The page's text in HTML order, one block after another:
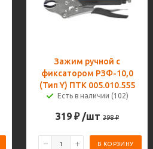
Зажим ручной с
фиксатором РЗФ-10,0
(Тип Y) ПТК 005.010.555
Есть в наличии (102)
319 ₽ /шт 398₽
В КОРЗИНУ